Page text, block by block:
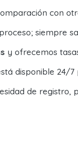
con
siempre
y ofrecemos
disponible 24/
de registro,